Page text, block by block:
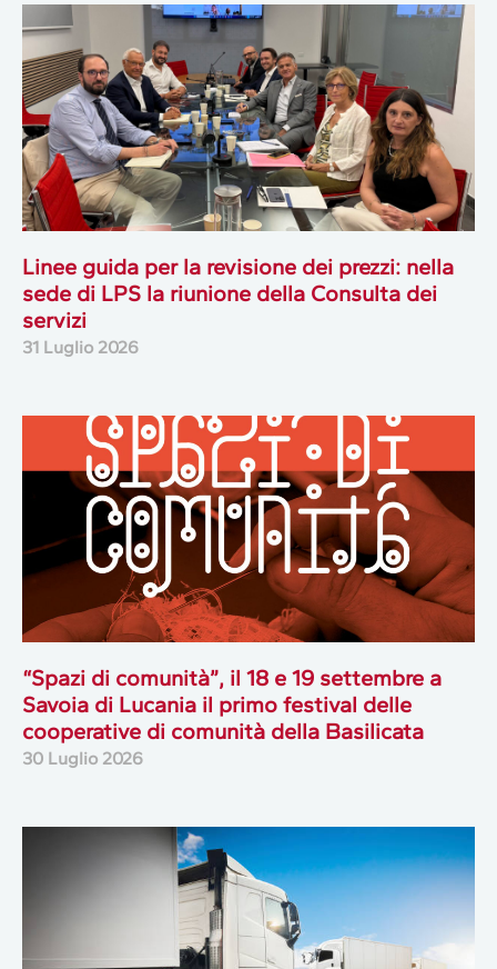
Linee guida per la revisione dei prezzi: nella
sede di LPS la riunione della Consulta dei
servizi
31 Luglio 2026
“Spazi di comunità”, il 18 e 19 settembre a
Savoia di Lucania il primo festival delle
cooperative di comunità della Basilicata
30 Luglio 2026